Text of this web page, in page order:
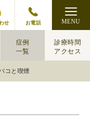
せ お電話 MENU
症例
一覧
診療時間
アクセス
コと喫煙